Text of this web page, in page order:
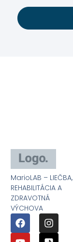
MarioLAB – LIEČBA,
REHABILITÁCIA A
ZDRAVOTNÁ
VÝCHOVA